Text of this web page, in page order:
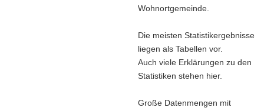
Wohnortgemeinde.
Die meisten Statistikergebnisse
liegen als Tabellen vor.
Auch viele Erklärungen zu den
Statistiken stehen hier.
Große Datenmengen mit